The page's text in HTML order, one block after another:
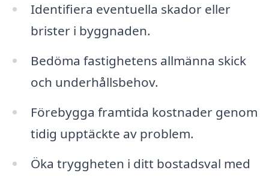
Identifiera eventuella skador eller
brister i byggnaden.
Bedöma fastighetens allmänna skick
och underhållsbehov.
Förebygga framtida kostnader genom
tidig upptäckte av problem.
Öka tryggheten i ditt bostadsval med